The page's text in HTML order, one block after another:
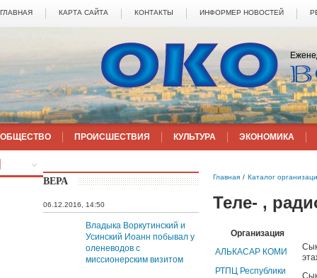
ГЛАВНАЯ КАРТА САЙТА КОНТАКТЫ ИНФОРМЕР НОВОСТЕЙ
ОБЩЕСТВО ПРОИСШЕСТВИЯ КУЛЬТУРА ЭКОНОМИКА
ВЕРА
06.12.2016, 14:50
Владыка Воркутинский и
Усинский Иоанн побывал у
оленеводов с
миссионерским визитом
Главная / Каталог
Теле- ,
Организация
АЛЬКАСАР КОМИ
РТПЦ Республики